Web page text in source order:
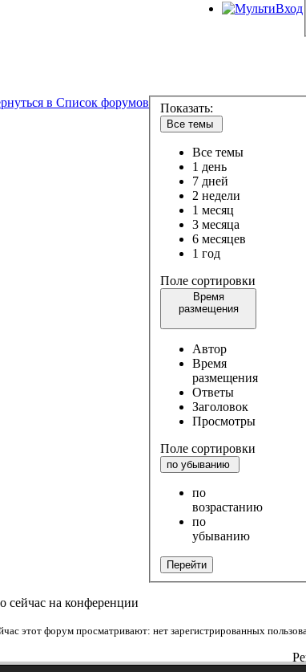
в Список форумов Показать:
Все темы
Все темы
1 день
7 дней
2 недели
1 месяц
3 месяца
6 месяцев
1 год
Поле сортировки
Время
размещения
Автор
Время
размещения
Ответы
Заголовок
Просмотры
Поле сортировки
по убыванию
по
возрастанию
по
убыванию
Перейти
сейчас на конференции
этот форум просматривают: нет зарегистрированных